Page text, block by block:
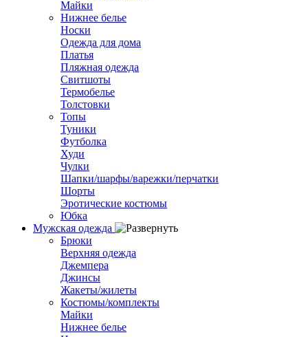
Майки
Нижнее белье
Носки
Одежда для дома
Платья
Пляжная одежда
Свитшоты
Термобелье
Толстовки
Топы
Туники
Футболка
Худи
Чулки
Шапки/шарфы/варежки/перчатки
Шорты
Эротические костюмы
Юбка
Мужская одежда
Брюки
Верхняя одежда
Джемпера
Джинсы
Жакеты/жилеты
Костюмы/комплекты
Майки
Нижнее белье